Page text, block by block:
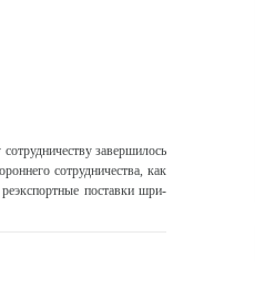
завершилось
сотрудничества, как
реэкспортные поставки шри-